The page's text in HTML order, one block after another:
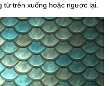
từ trên xuống hoặc ngược lại.